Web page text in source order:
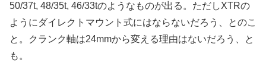
50/37t, 48/35t, 46/33tのようなものが出る。ただしXTRの
ようにダイレクトマウント式にはならないだろう、とのこ
と。クランク軸は24mmから変える理由はないだろう、と
も。